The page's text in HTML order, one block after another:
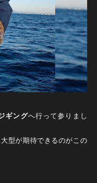
ギングへ行って参りまし
型が期待できるのがこの